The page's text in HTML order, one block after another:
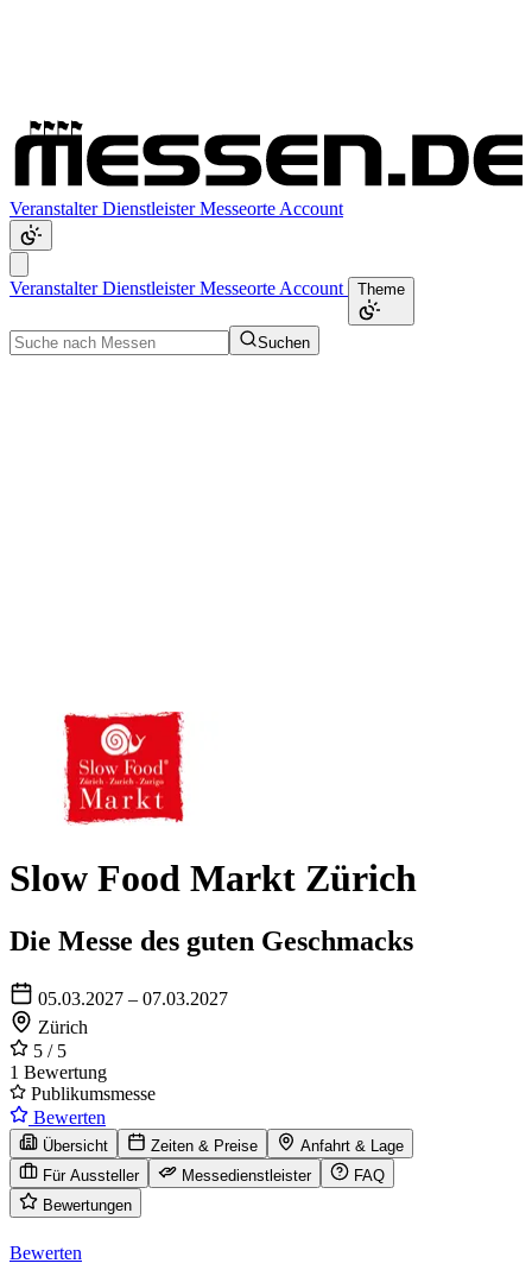
VeranstalterDienstleisterMesseorte Account
VeranstalterDienstleisterMesseorte Account Theme
Suchen
Slow Food Markt Zürich
Die Messe des guten Geschmacks
05.03.2027 – 07.03.2027
Zürich
5 / 5
1 Bewertung
Publikumsmesse
Bewerten
Übersicht Zeiten & Preise
Anfahrt & Lage
Für Aussteller
Messedienstleister
FAQ
Bewertungen
Bewerten